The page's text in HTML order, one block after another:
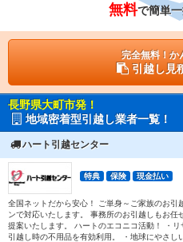
無料で簡単
完全無料！か
引越し見
長野県大町市発！
地域密着型引越し業者一覧！
ハート引越センター
特典 保険 現金払い
全国ネットだから安心！ ご単身～ご家族のお引
ンで対応いたします。 事務所のお引越しもお
提案いたします。 ハートのエコニコ活動！ ・
引越し時の不用品を有効利用。 ・地球にやさし